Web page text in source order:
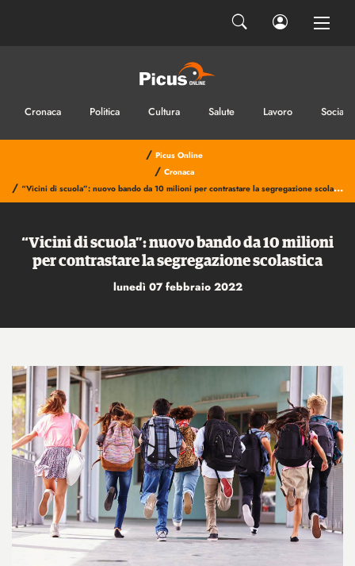
Cronaca Politica Cultura Salute Lavoro Sociale
/ Picus Online
/ Cronaca
/ “Vicini di scuola”: nuovo bando da 10 milioni per contrastare la segregazione scolastica
“Vicini di scuola”: nuovo bando da 10 milioni
per contrastare la segregazione scolastica
lunedì 07 febbraio 2022